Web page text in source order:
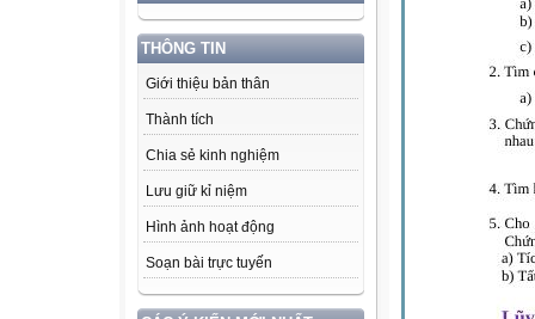
THÔNG TIN
Giới thiệu bản thân
Thành tích
Chia sẻ kinh nghiệm
Lưu giữ kỉ niệm
Hình ảnh hoạt động
Soạn bài trực tuyến